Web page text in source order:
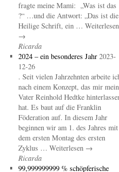
fragte meine Mami: „Was ist das
?“ …und die Antwort: „Das ist die
Heilige Schrift, ein … Weiterlesen
→
Ricarda
2024 – ein besonderes Jahr 2023-
12-26
. Seit vielen Jahrzehnten arbeite
nach einem Konzept, das mir mein
Vater Reinhold Hedtke
hat. Es baut auf die Franklin
Föderation auf. In diesem Jahr
beginnen wir am 1. des Jahres mit
dem ersten Montag des ersten
Zyklus … Weiterlesen →
Ricarda
99,999999999 % schöpferische